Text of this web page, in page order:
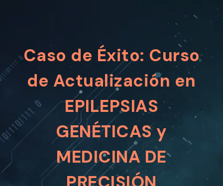
Caso de Éxito: Curso
de Actualización en
EPILEPSIAS
GENÉTICAS y
MEDICINA DE